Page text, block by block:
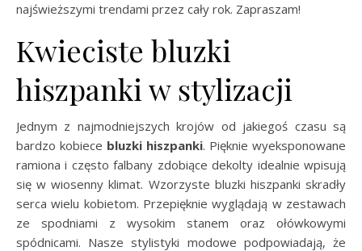
najświeższymi trendami przez cały rok. Zapraszam!
Kwieciste bluzki
hiszpanki w stylizacji
Jednym z najmodniejszych krojów od jakiegoś czasu są
bardzo kobiece bluzki hiszpanki. Pięknie wyeksponowane
ramiona i często falbany zdobiące dekolty idealnie wpisują
się w wiosenny klimat. Wzorzyste bluzki hiszpanki skradły
serca wielu kobietom. Przepięknie wyglądają w zestawach
ze spodniami z wysokim stanem oraz ołówkowymi
spódnicami. Nasze stylistyki modowe podpowiadają, że